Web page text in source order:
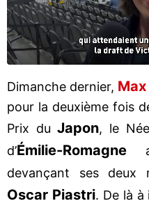
Dimanche dernier,
pour la deuxième fois
Prix duJapon, le
d’Émilie-Romagne
devançant ses deux
Oscar Piastri. De là à